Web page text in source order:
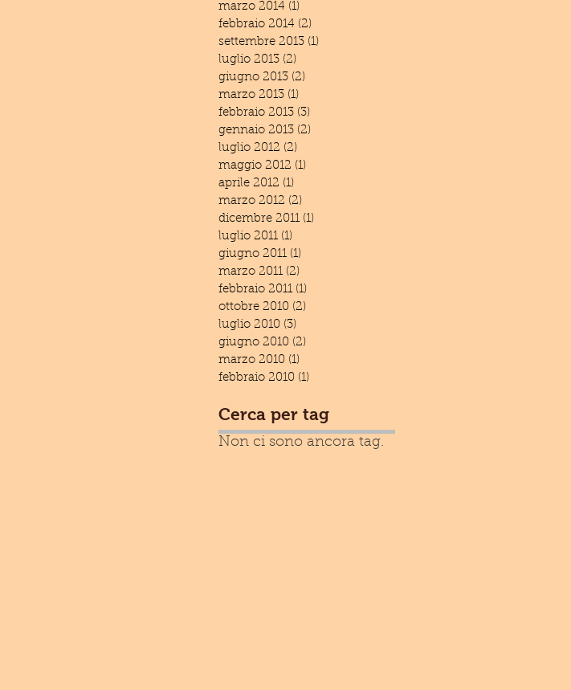
marzo 2014 (1)
febbraio 2014 (2)
settembre 2013 (1)
luglio 2013 (2)
giugno 2013 (2)
marzo 2013 (1)
febbraio 2013 (3)
gennaio 2013 (2)
luglio 2012 (2)
maggio 2012 (1)
aprile 2012 (1)
marzo 2012 (2)
dicembre 2011 (1)
luglio 2011 (1)
giugno 2011 (1)
marzo 2011 (2)
febbraio 2011 (1)
ottobre 2010 (2)
luglio 2010 (3)
giugno 2010 (2)
marzo 2010 (1)
febbraio 2010 (1)
Cerca per tag
Non ci sono ancora tag.